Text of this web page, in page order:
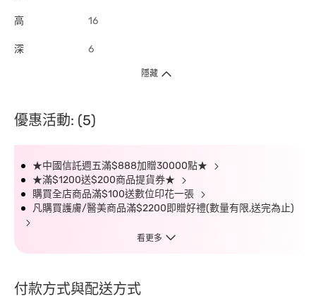
高 16
深 6
隱藏
優惠活動: (5)
★中國信託週五滿$888加贈30000點★
★滿$1200送$200商品提貨券★
購買全店商品滿$100送數位印花一張
凡購買護膚/醫美商品滿$2200即贈好禮(數量有限,送完為止)
看更多
付款方式與配送方式